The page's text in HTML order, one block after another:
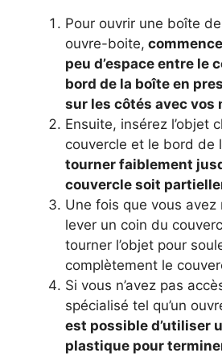
Pour ouvrir une boîte
ouvre-boite,
peu d’espace entre le
bord de la boîte en
sur les côtés avec vos
Ensuite, insérez l’objet
couvercle et le bord de
tourner faiblement
couvercle soit
Une fois que vous avez
lever un coin du
tourner l’objet pour
complètement le
Si vous n’avez pas
spécialisé tel qu’un
est possible d’utiliser
plastique pour